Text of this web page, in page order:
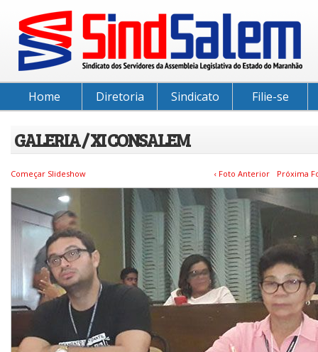
Home Diretoria Sindicato Filie-se
GALERIA / XI CONSALEM
Começar Slideshow ‹ Foto Anterior Próxima